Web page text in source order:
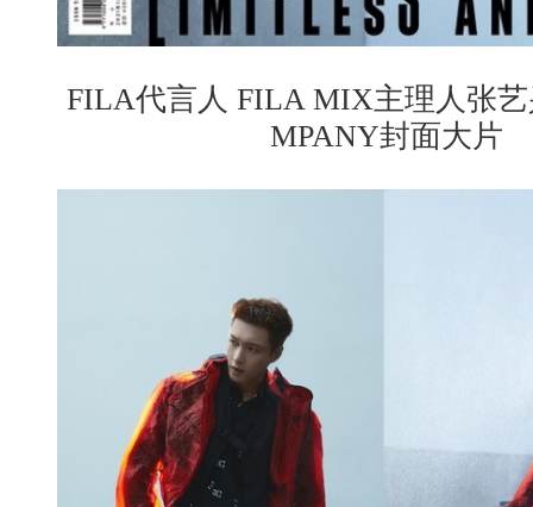
FILA代言人 FILA MIX主理人张艺
MPANY封面大片